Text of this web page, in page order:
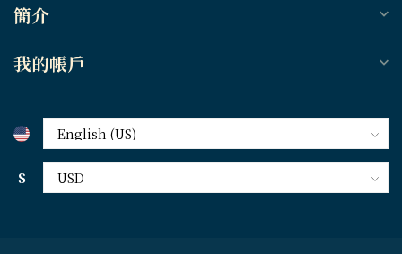
簡介
我的帳戶
$